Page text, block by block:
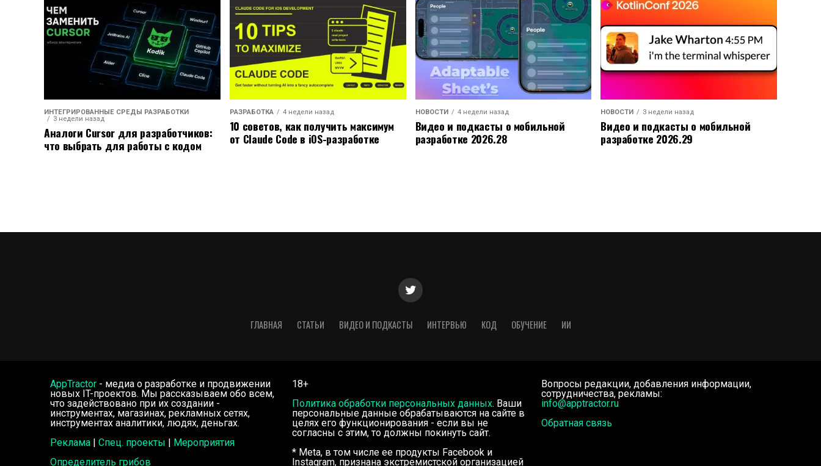
ИНТЕГРИРОВАННЫЕ СРЕДЫ РАЗРАБОТКИ
3 недели назад
Аналоги Cursor для разработчиков:
что выбрать для работы с кодом
РАЗРАБОТКА 4 недели назад
10 советов, как получить максимум
от Claude Code в iOS-разработке
НОВОСТИ 4 недели назад
Видео и подкасты о мобильной
разработке 2026.28
НОВОСТИ 3 недели назад
Видео и подкасты о мобильной
разработке 2026.29
ГЛАВНАЯ СТАТЬИ ВИДЕО И ПОДКАСТЫ ИНТЕРВЬЮ КОД ОБУЧЕНИЕ ИИ
AppTractor - медиа о разработке и продвижении
новых IT-проектов. Мы рассказываем обо всем,
что задействовано при их создании -
инструментах, магазинах, рекламных сетях,
инструментах аналитики, людях, деньгах.
Реклама | Спец. проекты | Мероприятия
Определитель грибов
18+
Политика обработки персональных данных. Ваши
персональные данные обрабатываются на сайте в
целях его функционирования - если вы не
согласны с этим, то должны покинуть сайт.
* Meta, в том числе ее продукты Facebook и
Instagram, признана экстремистской организацией
Вопросы редакции, добавления информации,
сотрудничества, рекламы:
info@apptractor.ru
Обратная связь